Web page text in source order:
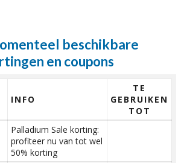
beschikbare
en coupons
INFO
TE
GEBRUIKEN
TOT
Palladium Sale korting:
profiteer nu van tot wel
50% korting